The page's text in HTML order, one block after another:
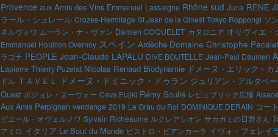
Provence aux Amis des Vins Emmanuel Lassaigne Rhône sud Jura RENE
ラール・シュレール Crozes-Hermitage St Jean de la Ginest Tokyo Roppongi ソ
ネルヴォワ ムーラン・ナ・ヴァン Damien COQUELET カタロニア オリヴィエ・
Emmanuel Houillon Overnoy スペイン Ardèche Domaine Christophe
ラゴナ PEOPLE Jean-Claude LAPALU DIVE BOUTELLE Jean-Paul Daumen
Lapierre Thierry Puzelat Nicolas Renaud Biodynamie ドメーヌ・エリック・カ
ドル ＴＡＶＥＬ ドメーヌ・ドミニック・ドゥラン ジュリアン・アルタベ
Ouest ボジョレ・ヌーヴォー Cave Fujiki Rémy Soulié レピュブリック広場
Aux Amis Perpignan vendange 2019 Le Grau du Roi DOMINIQUE DERAIN コー
ピエール・オヴェルノワ Sylvain Richeaume ルクレアシオン サカガミの日野さん
アミロ イタリア Le Bout du Monde ビストロ・ビアンカーラ イヴォ・フェレイ